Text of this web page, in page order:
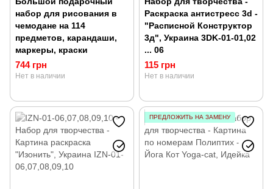
набор для рисования в
чемодане на 114
предметов, карандаши,
маркеры, краски
744 грн
Нет в наличии
Раскраска антистресс 3d -
"Расписной Конструктор
3д", Украина 3DK-01-01,02
... 06
115 грн
Нет в наличии
ПРЕДЛОЖИТЬ НА ЗАМЕНУ